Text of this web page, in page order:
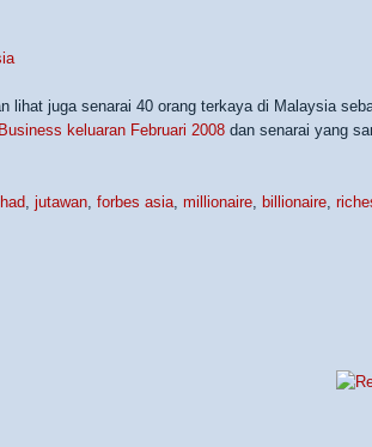
lihat juga senarai 40 orang terkaya di Malaysia
keluaran Februari 2008 dan senarai yang
, jutawan, forbes asia, millionaire, billionaire,